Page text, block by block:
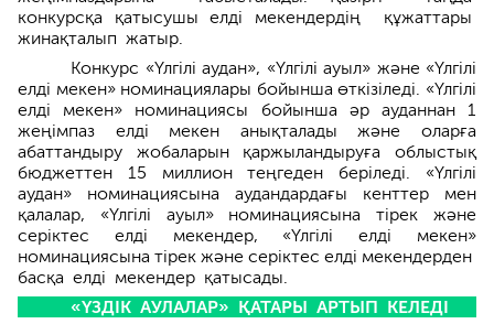
конкурсқа қатысушы елді мекен­дердің құжаттары
жинақталып жатыр.
Конкурс «Үлгілі аудан», «Үлгілі ауыл» және «Үлгілі
елді мекен» номинациялары бойынша өткізіледі. «Үлгілі
елді мекен» номинациясы бойынша әр ауданнан 1
жеңімпаз елді мекен анықталады және оларға
абаттандыру жоба­ларын қаржыландыруға облыстық
бюджеттен 15 миллион теңгеден беріледі. «Үлгілі
аудан» номинациясына аудандардағы кенттер мен
қалалар, «Үлгілі ауыл» номинациясына тірек және
серіктес елді мекендер, «Үлгілі елді мекен»
номинациясына тірек және серіктес елді мекендерден
басқа елді мекендер қатысады.
«ҮЗДІК АУЛАЛАР» ҚАТАРЫ АРТЫП КЕЛЕДІ